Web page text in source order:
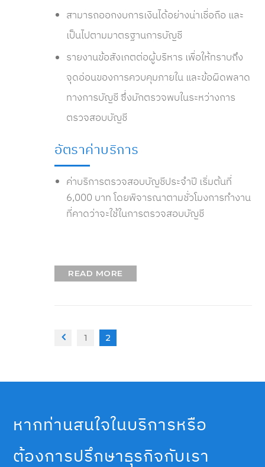
สามารถออกงบการเงินได้อย่างน่าเชื่อถือ และ
เป็นไปตามมาตรฐานการบัญชี
รายงานข้อสังเกตต่อผู้บริหาร เพื่อให้ทราบถึง
จุดอ่อนของการควบคุมภายใน และข้อผิดพลาด
ทางการบัญชี ซึ่งมักตรวจพบในระหว่างการ
ตรวจสอบบัญชี
อัตราค่าบริการ
ค่าบริการตรวจสอบบัญชีประจำปี เริ่มต้นที่
6,000 บาท โดยพิจารณาตามชั่วโมงการทำงาน
ที่คาดว่าจะใช้ในการตรวจสอบบัญชี
READ MORE
1 2
หากท่านสนใจในบริการหรือ
ต้องการปรึกษาธุรกิจกับเรา